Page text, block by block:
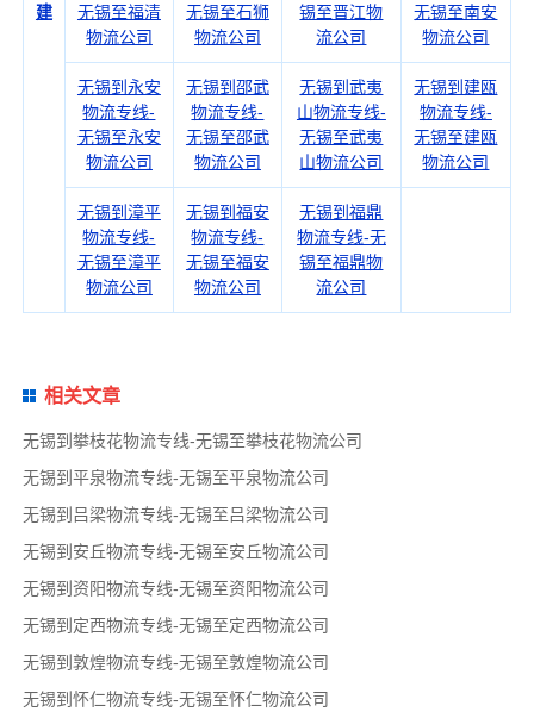
建
无锡至福清
物流公司
无锡至石狮
物流公司
锡至晋江物
流公司
无锡至南安
物流公司
无锡到永安
物流专线-
无锡至永安
物流公司
无锡到邵武
物流专线-
无锡至邵武
物流公司
无锡到武夷
山物流专线-
无锡至武夷
山物流公司
无锡到建瓯
物流专线-
无锡至建瓯
物流公司
无锡到漳平
物流专线-
无锡至漳平
物流公司
无锡到福安
物流专线-
无锡至福安
物流公司
无锡到福鼎
物流专线-无
锡至福鼎物
流公司
相关文章
无锡到攀枝花物流专线-无锡至攀枝花物流公司
无锡到平泉物流专线-无锡至平泉物流公司
无锡到吕梁物流专线-无锡至吕梁物流公司
无锡到安丘物流专线-无锡至安丘物流公司
无锡到资阳物流专线-无锡至资阳物流公司
无锡到定西物流专线-无锡至定西物流公司
无锡到敦煌物流专线-无锡至敦煌物流公司
无锡到怀仁物流专线-无锡至怀仁物流公司